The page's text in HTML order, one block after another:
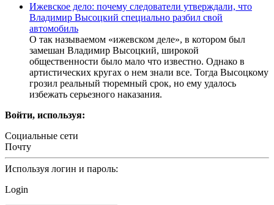
Ижевское дело: почему следователи утверждали, что
Владимир Высоцкий специально разбил свой
автомобиль
О так называемом «ижевском деле», в котором был
замешан Владимир Высоцкий, широкой
общественности было мало что известно. Однако в
артистических кругах о нем знали все. Тогда Высоцкому
грозил реальный тюремный срок, но ему удалось
избежать серьезного наказания.
Войти, используя:
Социальные сети
Почту
Используя логин и пароль:
Login